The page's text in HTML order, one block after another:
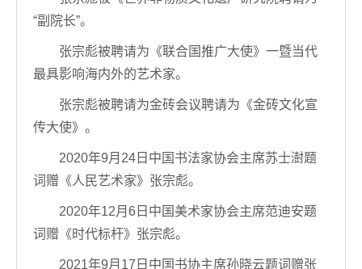
“副院长”。
张宗彪被聘请为《联合国推广大使》一暨当代
最具影响海内外的艺术家。
张宗彪被聘请为金砖会议聘请为《金砖文化宣
传大使》。
2020年9月24日中国书法家协会主席苏士澍题
词赠《人民艺术家》张宗彪。
2020年12月6日中国美术家协会主席范迪安题
词赠《时代标杆》张宗彪。
2021年9月17日中国书协主席孙晓云题词赠张